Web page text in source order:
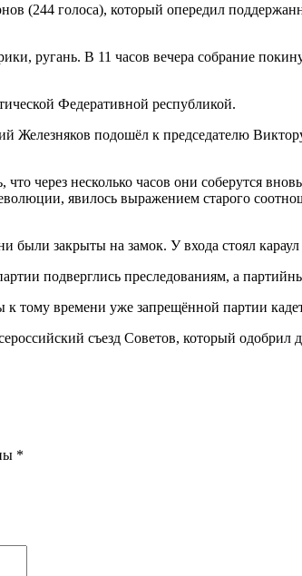
(244 голоса), который опередил
ругань. В 11 часов вечера собрание
Федеративной республикой.
Железняков подошёл к председателю
что через несколько часов они соберутся
явилось выражением старого
были закрыты на замок. У входа стоял
подверглись преследованиям, а
к тому времени уже запрещённой партии
съезд Советов, который одобрил
*